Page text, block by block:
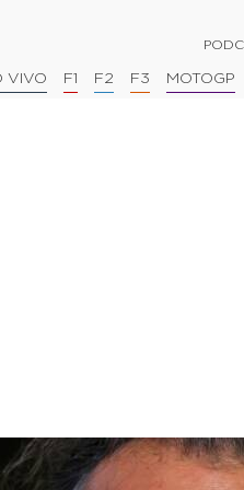
VIVO F1 F2 F3 MOTOGP